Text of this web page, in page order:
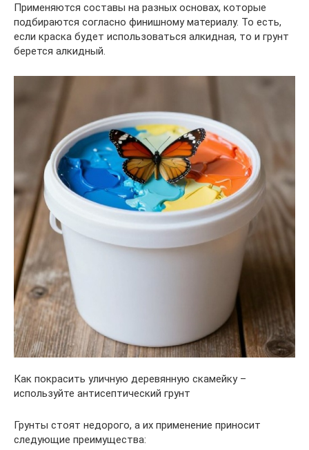
Применяются составы на разных основах, которые
подбираются согласно финишному материалу. То есть,
если краска будет использоваться алкидная, то и грунт
берется алкидный.
Как покрасить уличную деревянную скамейку –
используйте антисептический грунт
Грунты стоят недорого, а их применение приносит
следующие преимущества: